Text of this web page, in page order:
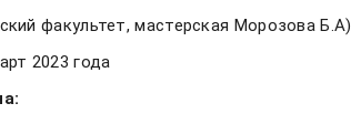
факультет, мастерская Морозова Б.А)
2023 года